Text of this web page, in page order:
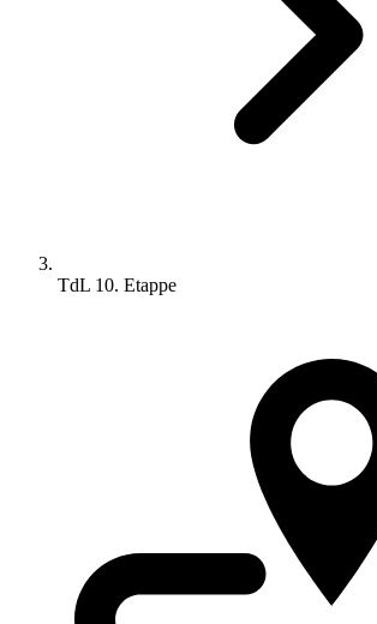
TdL 10. Etappe